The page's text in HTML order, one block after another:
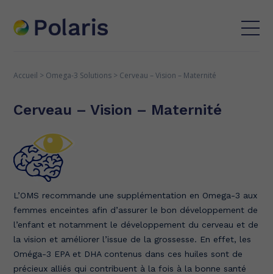
Accueil > Omega-3 Solutions > Cerveau – Vision – Maternité
Cerveau – Vision – Maternité
L’OMS recommande une supplémentation en Omega-3 aux
femmes enceintes afin d’assurer le bon développement de
l’enfant et notamment le développement du cerveau et de
la vision et améliorer l’issue de la grossesse. En effet, les
Oméga-3 EPA et DHA contenus dans ces huiles sont de
précieux alliés qui contribuent à la fois à la bonne santé